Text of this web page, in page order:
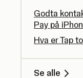
Godta
Pay på
Hva er Tap
Se alle